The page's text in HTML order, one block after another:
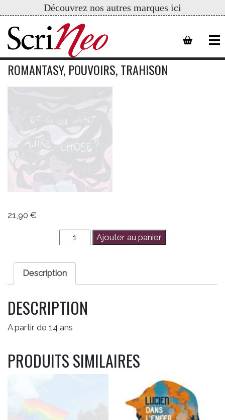
Découvrez nos autres marques ici
ROMANTASY, POUVOIRS, TRAHISON
21,90 €
quantité
de
Romantasy,
pouvoirs,
trahison
Ajouter au panier
Description
DESCRIPTION
A partir de 14 ans
PRODUITS SIMILAIRES